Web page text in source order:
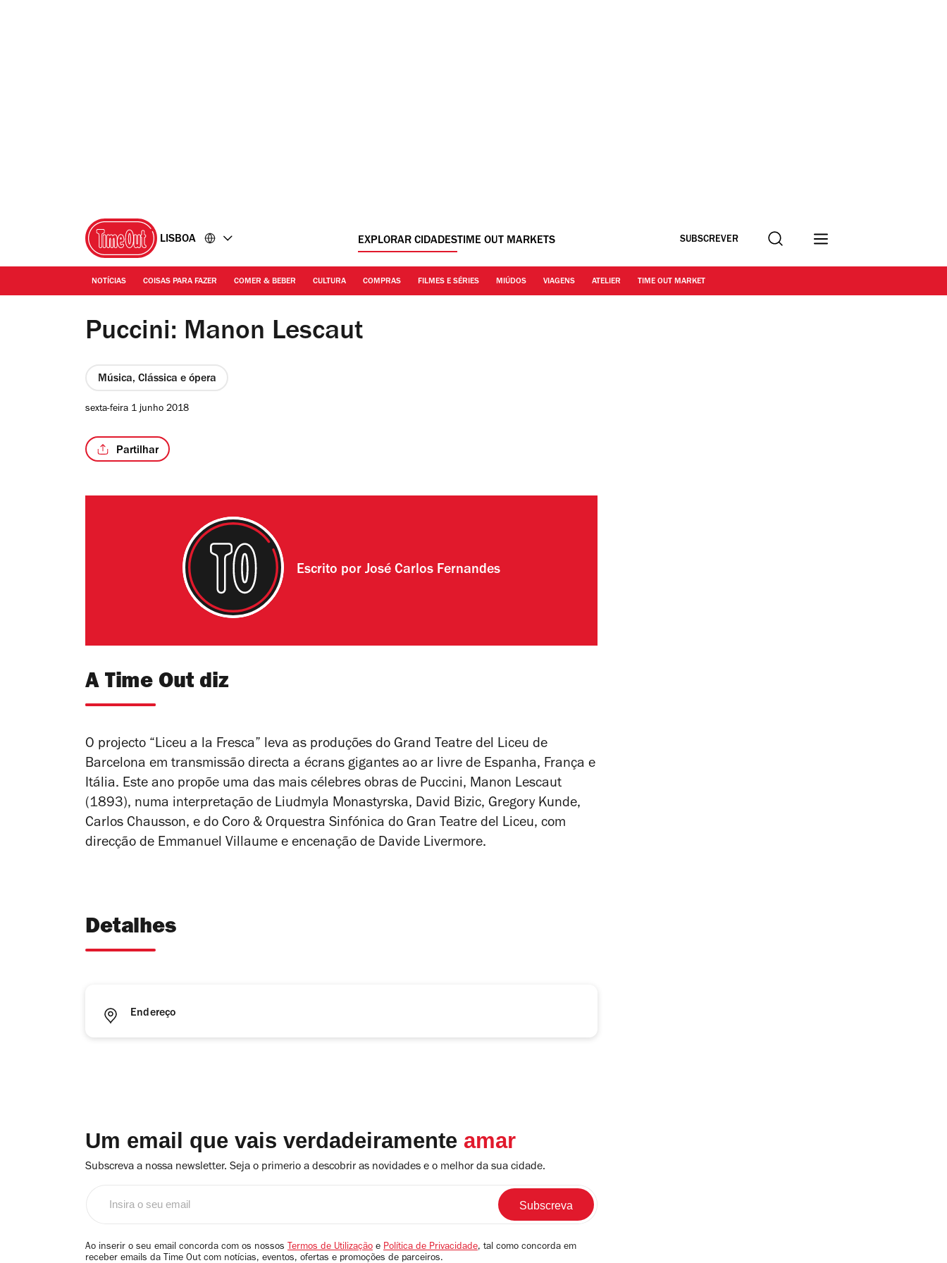
LISBOA EXPLORAR CIDADESTIME OUT MARKETS SUBSCREVER Procurar
NOTÍCIAS COISAS PARA FAZER COMER & BEBER CULTURA COMPRAS FILMES E SÉRIES MIÚDOS VIAGENS ATELIER TIME OUT MARKET
Puccini: Manon Lescaut
Música, Clássica e ópera
sexta-feira 1 junho 2018
Partilhar
Escrito por José Carlos Fernandes
A Time Out diz
O projecto “Liceu a la Fresca” leva as produções do Grand Teatre del Liceu de
Barcelona em transmissão directa a écrans gigantes ao ar livre de Espanha, França e
Itália. Este ano propõe uma das mais célebres obras de Puccini, Manon Lescaut
(1893), numa interpretação de Liudmyla Monastyrska, David Bizic, Gregory Kunde,
Carlos Chausson, e do Coro & Orquestra Sinfónica do Gran Teatre del Liceu, com
direcção de Emmanuel Villaume e encenação de Davide Livermore.
Detalhes
Endereço
Um email que vais verdadeiramente amar
Subscreva a nossa newsletter. Seja o primerio a descobrir as novidades e o melhor da sua cidade.
email
Ao inserir o seu email concorda com os nossos Termos de Utilização e Política de Privacidade, tal como concorda em
receber emails da Time Out com notícias, eventos, ofertas e promoções de parceiros.